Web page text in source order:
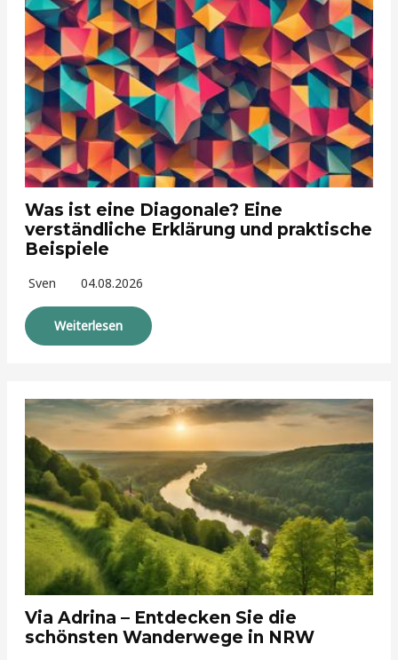
Was ist eine Diagonale? Eine
verständliche Erklärung und praktische
Beispiele
Sven 04.08.2026
Weiterlesen
Via Adrina – Entdecken Sie die
schönsten Wanderwege in NRW